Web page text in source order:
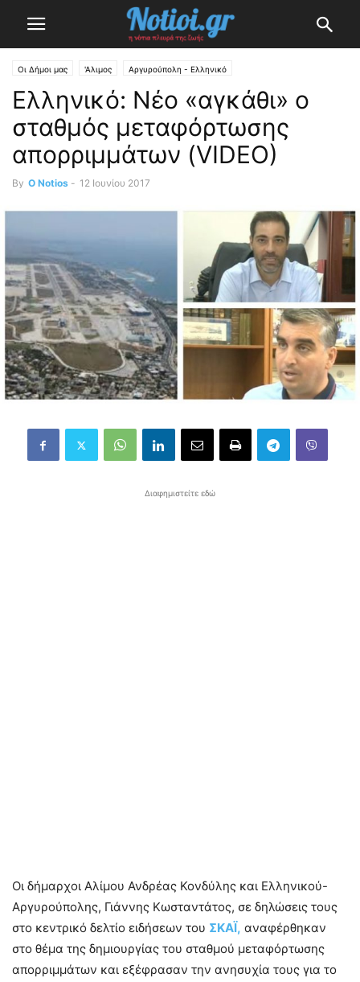
Οι Δήμοι μας 'Αλιμος Αργυρούπολη - Ελληνικό
Ελληνικό: Νέο «αγκάθι» ο
σταθμός μεταφόρτωσης
απορριμμάτων (VIDEΟ)
By O Notios - 12 Ιουνίου 2017
Διαφημιστείτε εδώ
Οι δήμαρχοι Αλίμου Ανδρέας Κονδύλης και Ελληνικού-
Αργυρούπολης, Γιάννης Κωσταντάτος, σε δηλώσεις τους
στο κεντρικό δελτίο ειδήσεων του ΣΚΑΪ, αναφέρθηκαν
στο θέμα της δημιουργίας του σταθμού μεταφόρτωσης
απορριμμάτων και εξέφρασαν την ανησυχία τους για το